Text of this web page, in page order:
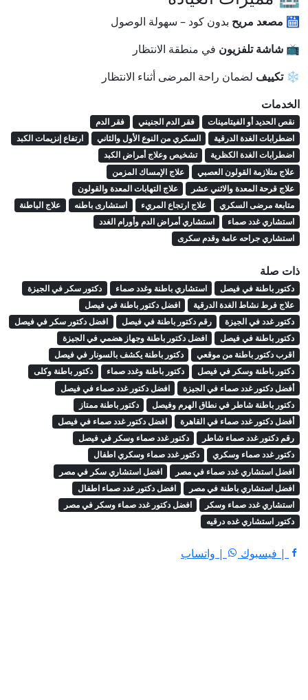
🛗 مصعد مريح بدون كود – سهولة الوصول
📺 شاشة تلفزيون في منطقة الانتظار
❄️تكييف لضمان راحة المرضى أثناء الانتظار
الخدمات
نقص الحديد أو الفيتامينات فقر الدم الجنيني
فقر الدم
اضطرابات الغدة الدرقية
السكري من النوع الأول والثاني
ارتفاع إنزيمات الكبد
اضطرابات الغدة الكظرية
تشخيص وعلاج أمراض الكبد
علاج متلازمة القولون العصبي
علاج الإمساك المزمن
علاج قرحة المعدة والاثني عشر
علاج التهابات المعدة والقولون
متابعة مرضى السكري
علاج ارتجاع المريء استشارى باطنه
علاج الباطنة
استشاري غدد صماء
استشاري أمراض الدم وأورام الغدد
استشاري جراحه عامة وقدم سكرى
ذات صلة
دكتور باطنة في فيصل استشاري باطنة وغدد صماء
دكتور سكر في الجيزة
علاج فرط نشاط الغدة الدرقية
افضل دكتور باطنة في فيصل
دكتور غدد في الجيزة
رقم دكتور باطنة في فيصل
افضل دكتور سكر في فيصل
دكتور باطنة في فيصل
افضل دكتور باطنة وجهاز هضمي في الجيزة
اقرب دكتور باطنة من موقعي
دكتور باطنة يكشف بالسونار في فيصل
دكتور باطنة وسكر في فيصل
دكتور باطنة وغدد صماء
دكتور باطنة وكلى
أفضل دكتور غدد صماء في الجيزة
افضل دكتور غدد صماء في فيصل
دكتور باطنة شاطر في نطاق الهرم وفيصل
دكتور باطنة ممتاز
أفضل دكتور غدد صماء في القاهرة
افضل دكتور غدد صماء في فيصل
رقم دكتور غدد صماء شاطر
دكتور غدد صماء وسكر في فيصل
دكتور غدد صماء وسكري
دكتور غدد صماء وسكري اطفال
افضل استشاري غدد صماء في مصر
افضل استشاري سكر في مصر
افضل استشاري باطنة في مصر
افضل دكتور غدد صماء اطفال
استشاري غدد صماء وسكر
افضل دكتور غدد صماء وسكر في مصر
دكتور استشاري غده درقيه
| فيسبوك | واتساب